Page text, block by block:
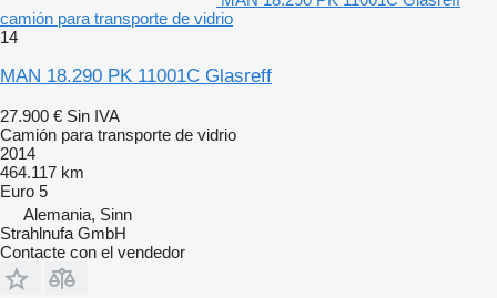
camión para transporte de vidrio
14
MAN 18.290 PK 11001C Glasreff
27.900 € Sin IVA
Camión para transporte de vidrio
2014
464.117 km
Euro 5
Alemania, Sinn
Strahlnufa GmbH
Contacte con el vendedor